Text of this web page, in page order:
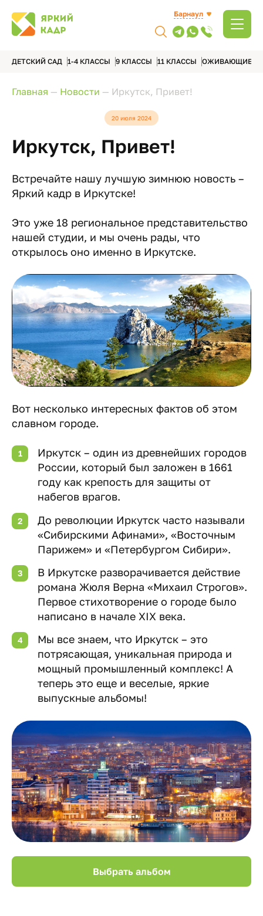
Барнаул
ДЕТСКИЙ САД 1-4 КЛАССЫ 9 КЛАССЫ 11 КЛАССЫ ОЖИВАЮЩИЕ
Главная — Новости — Иркутск, Привет!
20 июля 2024
Иркутск, Привет!
Встречайте нашу лучшую зимнюю новость –
Яркий кадр в Иркутске!
Это уже 18 региональное представительство
нашей студии, и мы очень рады, что
открылось оно именно в Иркутске.
Вот несколько интересных фактов об этом
славном городе.
Иркутск – один из древнейших городов
России, который был заложен в 1661
году как крепость для защиты от
набегов врагов.
До революции Иркутск часто называли
«Сибирскими Афинами», «Восточным
Парижем» и «Петербургом Сибири».
В Иркутске разворачивается действие
романа Жюля Верна «Михаил Строгов».
Первое стихотворение о городе было
написано в начале XIX века.
Мы все знаем, что Иркутск – это
потрясающая, уникальная природа и
мощный промышленный комплекс! А
теперь это еще и веселые, яркие
выпускные альбомы!
Выбрать альбом